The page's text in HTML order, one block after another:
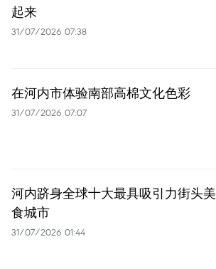
起来
31/07/2026 07:38
在河内市体验南部高棉文化色彩
31/07/2026 07:07
河内跻身全球十大最具吸引力街头美
食城市
31/07/2026 01:44